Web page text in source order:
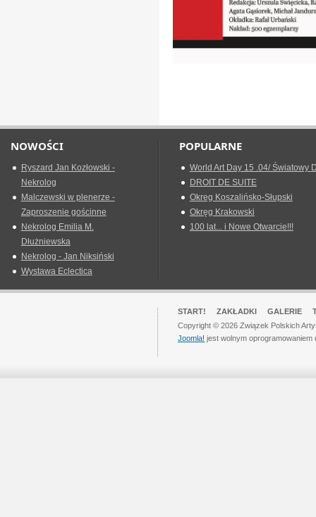
NOWOŚCI
Ryszard Jan Kozłowski -
Nekrolog
Malczewski w plenerze -
Zaproszenie gościnne
Nekrolog Emilia M.
Dłużniewska
Nekrolog - Jan Niksiński
Wystawa Eclectica
POPULARNE
World Art Day 15 .04/ Światowy
DROIT DE SUITE
Okreg Koszalińsko-Słupski
Okręg Krakowski
100 lat... i Nowe Otwarcie!!!
START! ZAKŁADKI GALERIE
Copyright © 2026 Związek Polskich
Joomla! jest wolnym